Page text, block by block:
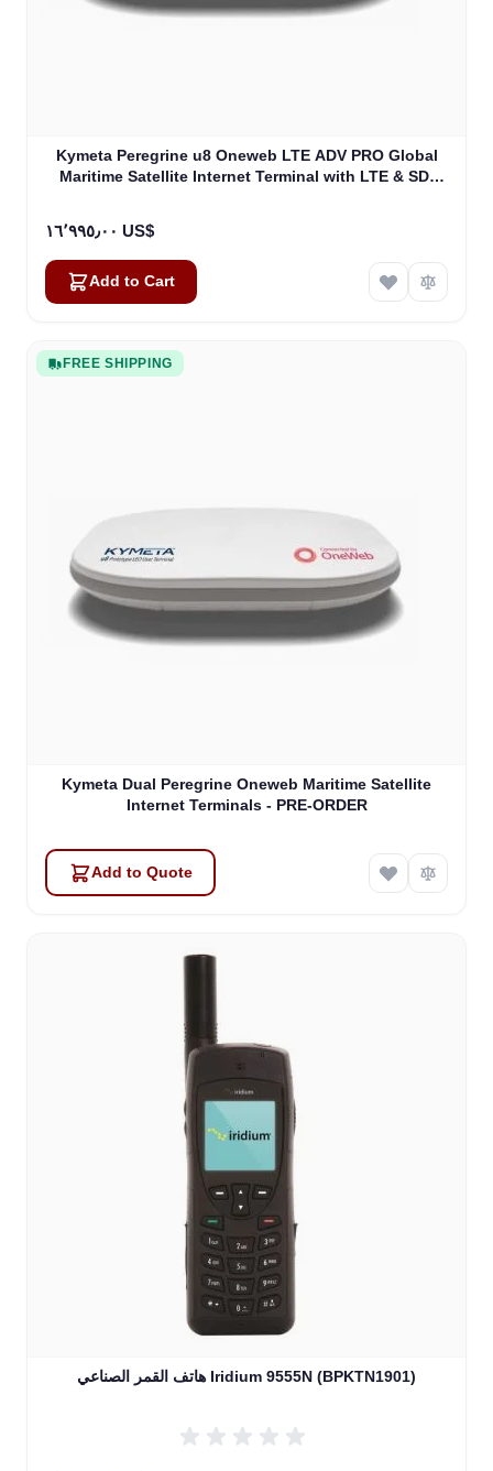
Kymeta Peregrine u8 Oneweb LTE ADV PRO Global
Maritime Satellite Internet Terminal with LTE & SD-
١٦٬٩٩٥٫٠٠ US$
Add to Cart
FREE SHIPPING
Kymeta Dual Peregrine Oneweb Maritime Satellite
Internet Terminals - PRE-ORDER
Add to Quote
هاتف القمر الصناعي Iridium 9555N (BPKTN1901)